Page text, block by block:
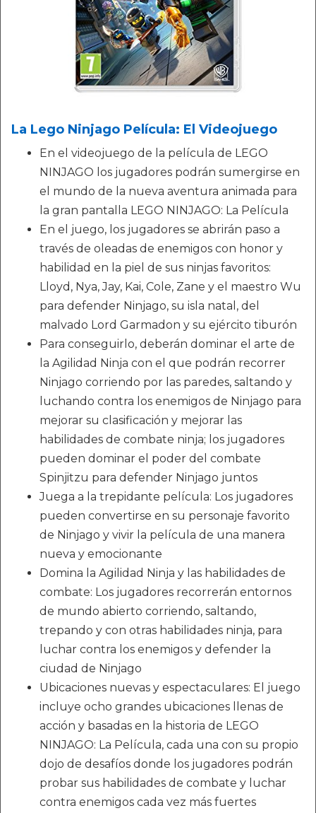
La Lego Ninjago Película: El Videojuego
En el videojuego de la película de LEGO
NINJAGO los jugadores podrán sumergirse en
el mundo de la nueva aventura animada para
la gran pantalla LEGO NINJAGO: La Película
En el juego, los jugadores se abrirán paso a
través de oleadas de enemigos con honor y
habilidad en la piel de sus ninjas favoritos:
Lloyd, Nya, Jay, Kai, Cole, Zane y el maestro Wu
para defender Ninjago, su isla natal, del
malvado Lord Garmadon y su ejército tiburón
Para conseguirlo, deberán dominar el arte de
la Agilidad Ninja con el que podrán recorrer
Ninjago corriendo por las paredes, saltando y
luchando contra los enemigos de Ninjago para
mejorar su clasificación y mejorar las
habilidades de combate ninja; los jugadores
pueden dominar el poder del combate
Spinjitzu para defender Ninjago juntos
Juega a la trepidante película: Los jugadores
pueden convertirse en su personaje favorito
de Ninjago y vivir la película de una manera
nueva y emocionante
Domina la Agilidad Ninja y las habilidades de
combate: Los jugadores recorrerán entornos
de mundo abierto corriendo, saltando,
trepando y con otras habilidades ninja, para
luchar contra los enemigos y defender la
ciudad de Ninjago
Ubicaciones nuevas y espectaculares: El juego
incluye ocho grandes ubicaciones llenas de
acción y basadas en la historia de LEGO
NINJAGO: La Película, cada una con su propio
dojo de desafíos donde los jugadores podrán
probar sus habilidades de combate y luchar
contra enemigos cada vez más fuertes